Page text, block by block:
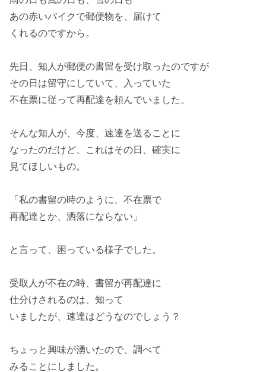
あの赤いバイク で郵便物を、届けて
くれるのですから。
先日、知人が郵便の書留 を受け取ったのですが
その日は留守にしていて、入っていた
不在票に従って再配達を頼んでいました。
そんな知人が、今度、 速達を送ることに
なったのだけど、これはその日、 確実に
見てほしいもの。
「私の書留の時のように、 不在票で
再配達とか、洒落にならない」
と言って、 困っている様子でした。
受取人が不在の時、書留が再配達に
仕分けされるのは、知って
いましたが、 速達はどうなのでしょう？
ちょっと興味が湧いたので、調べて
みることにしました。